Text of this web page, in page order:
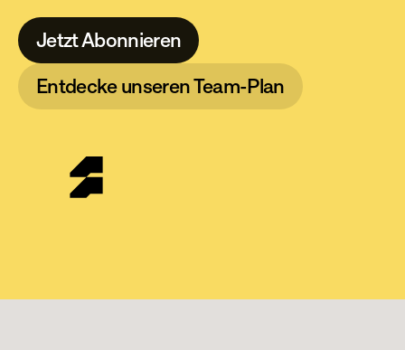
Jetzt Abonnieren
Entdecke unseren Team-Plan
· NEVER STOP LEARNING · SINCE 2012